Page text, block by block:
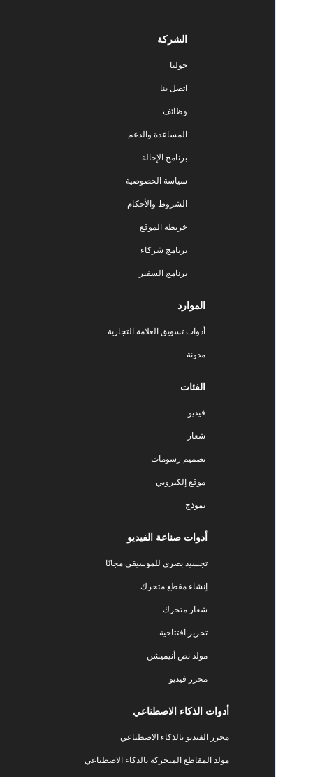
المساعدة والدعم
برنامج الإحالة
سياسة الخصوصية
الشروط والأحكام
خريطة الموقع
برنامج شركاء
برنامج السفير
أدوات تسويق العلامة التجارية
تصميم رسومات
موقع إلكتروني
أدوات صناعة الفيديو
تجسيد بصري للموسيقى مجانًا
إنشاء مقطع متحرك
شعار متحرك
تحرير افتتاحية
مولد نص أنيميشن
محرر فيديو
أدوات الذكاء الاصطناعي
محرر الفيديو بالذكاء الاصطناعي
مولد المقاطع المتحركة بالذكاء الاصطناعي